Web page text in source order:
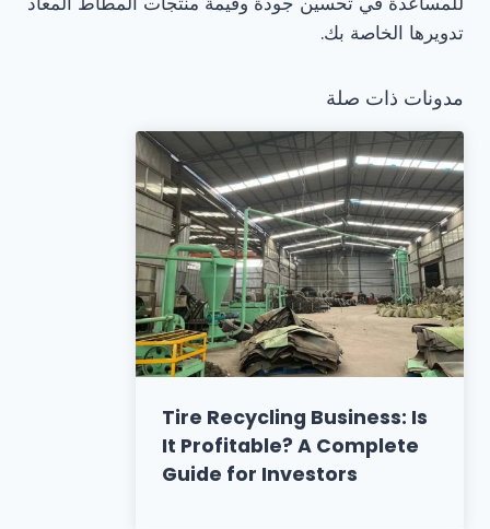
تدويرها الخاصة بك.
مدونات ذات صلة
Tire Recycling Business: Is
It Profitable? A Complete
Guide for Investors